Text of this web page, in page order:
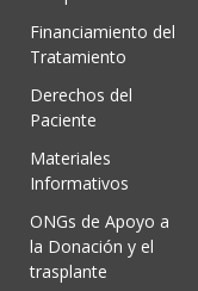
Financiamiento del
Tratamiento
Derechos del
Paciente
Materiales
Informativos
ONGs de Apoyo a
la Donación y el
trasplante